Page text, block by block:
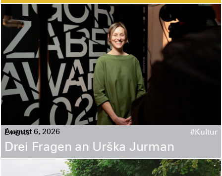
Events #Kultur
August 6, 2026
Drei Fragen an Urška Jurman